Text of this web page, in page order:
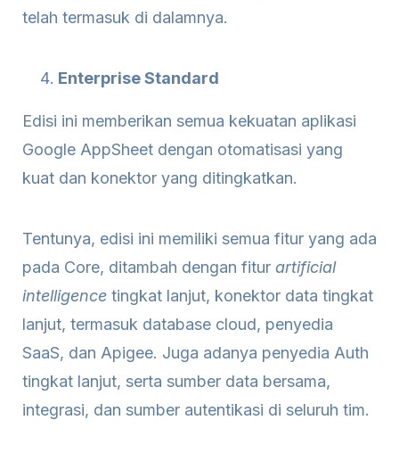
telah termasuk di dalamnya.
Enterprise Standard
Edisi ini memberikan semua kekuatan aplikasi
Google AppSheet dengan otomatisasi yang
kuat dan konektor yang ditingkatkan.
Tentunya, edisi ini memiliki semua fitur yang ada
pada Core, ditambah dengan fitur artificial
intelligence tingkat lanjut, konektor data tingkat
lanjut, termasuk database cloud, penyedia
SaaS, dan Apigee. Juga adanya penyedia Auth
tingkat lanjut, serta sumber data bersama,
integrasi, dan sumber autentikasi di seluruh tim.